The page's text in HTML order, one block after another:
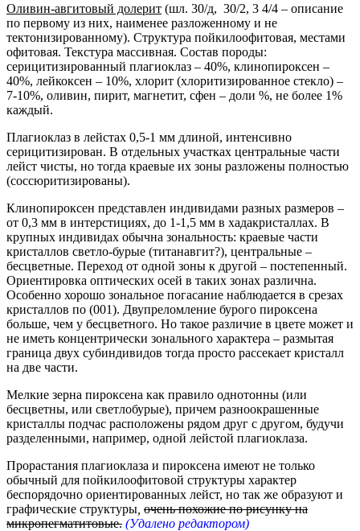
Оливин-авгитовый долерит (шл. 30/д, 30/2, 3 4/4 – описание
по первому из них, наименее разложенному и не
тектонизированному). Структура пойкилоофитовая, местами
офитовая. Текстура массивная. Состав породы:
серицитизированный плагиоклаз – 40%, клинопироксен –
40%, лейкоксен – 10%, хлорит (хлоритизированное стекло) –
7-10%, оливин, пирит, магнетит, сфен – доли %, не более 1%
каждый.
Плагиоклаз в лейстах 0,5-1 мм длиной, интенсивно
серицитизирован. В отдельных участках центральные части
лейст чисты, но тогда краевые их зоны разложены полностью
(соссюритизированы).
Клинопироксен представлен индивидами разных размеров –
от 0,3 мм в интерстициях, до 1-1,5 мм в хадакристаллах. В
крупных индивидах обычна зональность: краевые части
кристаллов светло-бурые (титанавгит?), центральные –
бесцветные. Переход от одной зоны к другой – постепенный.
Ориентировка оптических осей в таких зонах различна.
Особенно хорошо зональное погасание наблюдается в срезах
кристаллов по (001). Двупреломление бурого пироксена
больше, чем у бесцветного. Но такое различие в цвете может и
не иметь концентрически зонального характера – размытая
граница двух субиндивидов тогда просто рассекает кристалл
на две части.
Мелкие зерна пироксена как правило однотонны (или
бесцветны, или светлобурые), причем разноокрашенные
кристаллы подчас расположены рядом друг с другом, будучи
разделенными, например, одной лейстой плагиоклаза.
Прорастания плагиоклаза и пироксена имеют не только
обычный для пойкилоофитовой структуры характер
беспорядочно ориентированных лейст, но так же образуют и
графические структуры очень похожие по рисунку на
микропегматитовые. (Удалено редактором)